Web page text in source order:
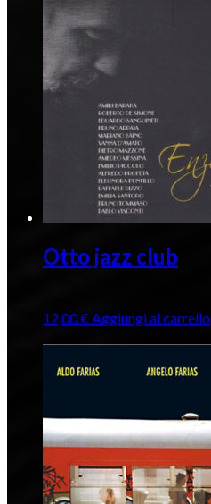
Otto jazz club
12,00€ Aggiungi al carrello